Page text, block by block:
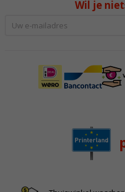
Wil je